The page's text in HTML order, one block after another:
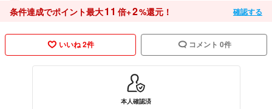
条件達成でポイント最大11 倍+2%還元！ 確認する
いいね 2件 コメント 0件
本人確認済